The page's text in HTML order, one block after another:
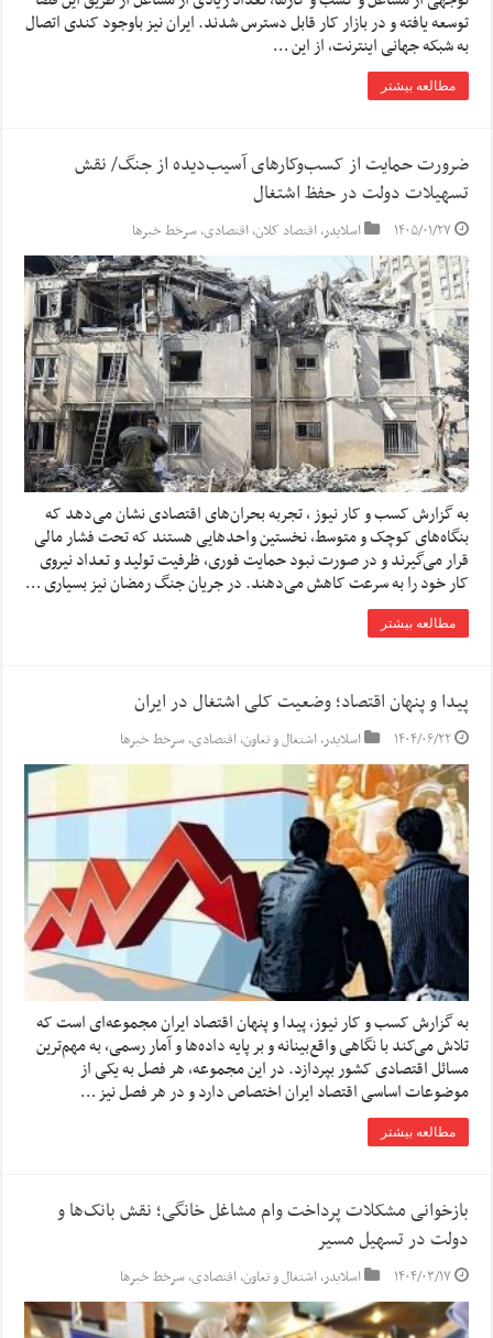
توسعه یافته و در بازار کار قابل دسترس شدند. ایران نیز باوجود کندی اتصال
به شبکه جهانی اینترنت، از این …
مطالعه بیشتر
ضرورت حمایت از کسب‌وکارهای آسیب‌دیده از جنگ/ نقش
تسهیلات دولت در حفظ اشتغال
۱۴۰۵/۰۱/۲۷ اسلایدر,اقتصاد کلان,اقتصادی,سرخط خبرها
به گزارش کسب و کار نیوز ، تجربه‌ بحران‌های اقتصادی نشان می‌دهد که
بنگاه‌های کوچک و متوسط، نخستین واحدهایی هستند که تحت فشار مالی
قرار می‌گیرند و در صورت نبود حمایت فوری، ظرفیت تولید و تعداد نیروی
کار خود را به سرعت کاهش می‌دهند. در جریان جنگ رمضان نیز بسیاری …
مطالعه بیشتر
پیدا و پنهان اقتصاد؛ وضعیت کلی اشتغال در ایران
۱۴۰۴/۰۶/۲۲ اسلایدر,اشتغال و تعاون,اقتصادی,سرخط خبرها
به گزارش کسب و کار نیوز، پیدا و پنهان اقتصاد ایران مجموعه‌ای است که
تلاش می‌کند با نگاهی واقع‌بینانه و بر پایه داده‌ها و آمار رسمی، به مهم‌ترین
مسائل اقتصادی کشور بپردازد. در این مجموعه، هر فصل به یکی از
موضوعات اساسی اقتصاد ایران اختصاص دارد و در هر فصل نیز …
مطالعه بیشتر
بازخوانی مشکلات پرداخت وام مشاغل خانگی؛ نقش بانک‌ها و
دولت در تسهیل مسیر
۱۴۰۴/۰۳/۱۷ اسلایدر,اشتغال و تعاون,اقتصادی,سرخط خبرها